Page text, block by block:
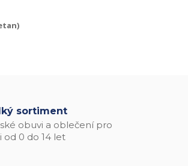
sortiment
obuvi a oblečení pro
od 0 do 14 let